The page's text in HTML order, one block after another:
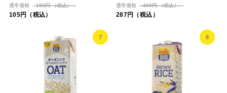
通常価格 150円 （税込）
105円（税込）
通常価格 409円 （税込）
287円（税込）
7 8